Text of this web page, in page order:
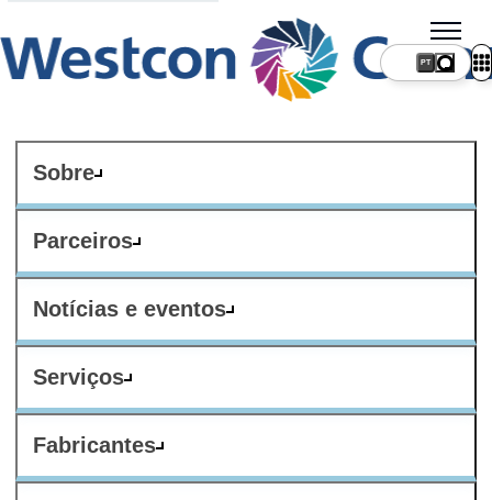
Sobre
Parceiros
Notícias e eventos
Serviços
Fabricantes
PT